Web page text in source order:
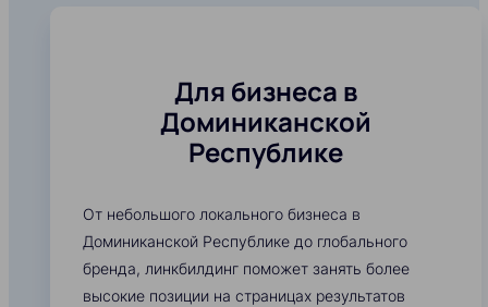
Для бизнеса в
Доминиканской
Республике
От небольшого локального бизнеса в
Доминиканской Республике до глобального
бренда, линкбилдинг поможет занять более
высокие позиции на страницах результатов